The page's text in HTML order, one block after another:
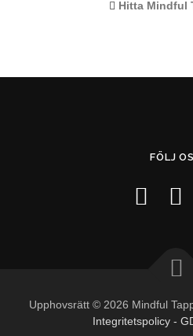
Hitta Mindful
FÖLJ
Upphovsrätt © 2026 Mindful
Integritetspolicy -